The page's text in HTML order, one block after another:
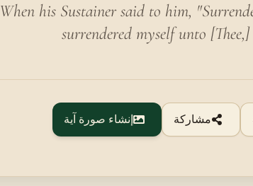
When his Sustainer said to him,
surrendered myself unto
مشاركة إنشاء صورة آية